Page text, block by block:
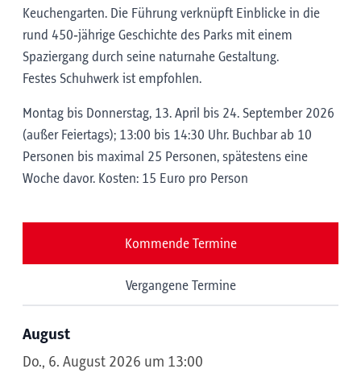
Keuchengarten. Die Führung verknüpft Einblicke in die
rund 450‑jährige Geschichte des Parks mit einem
Spaziergang durch seine naturnahe Gestaltung.
Festes Schuhwerk ist empfohlen.
Montag bis Donnerstag, 13. April bis 24. September 2026
(außer Feiertags); 13:00 bis 14:30 Uhr. Buchbar ab 10
Personen bis maximal 25 Personen, spätestens eine
Woche davor. Kosten: 15 Euro pro Person
Kommende Termine
Vergangene Termine
August
Do., 6. August 2026 um 13:00